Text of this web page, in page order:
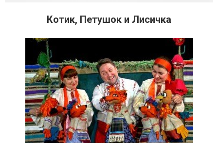
Котик, Петушок и Лисичка